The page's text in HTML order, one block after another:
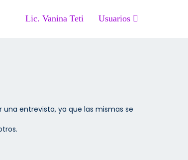
Lic. Vanina Teti Usuarios
una entrevista, ya que las mismas se